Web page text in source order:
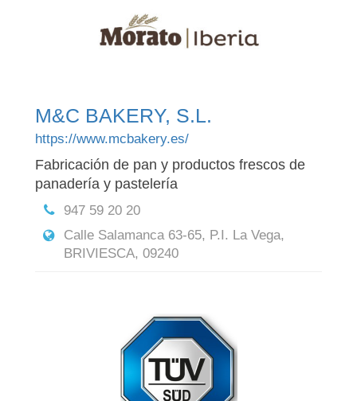
M&C BAKERY, S.L.
https://www.mcbakery.es/
Fabricación de pan y productos frescos de
panadería y pastelería
947 59 20 20
Calle Salamanca 63-65, P.I. La Vega,
BRIVIESCA, 09240